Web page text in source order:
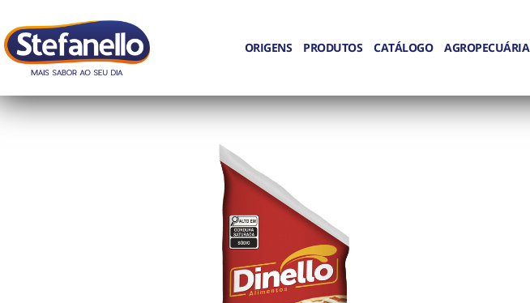
ORIGENS PRODUTOS CATÁLOGO AGROPECUÁRIA